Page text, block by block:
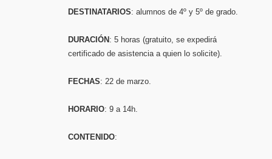
DESTINATARIOS: alumnos de 4º y 5º de grado.
DURACIÓN : 5 horas (gratuito, se expedirá
certificado de asistencia a quien lo solicite).
FECHAS: 22 de marzo.
HORARIO: 9 a 14h.
CONTENIDO: